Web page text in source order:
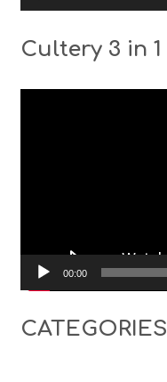
Cultery 3 in 1
00:00
CATEGORIES